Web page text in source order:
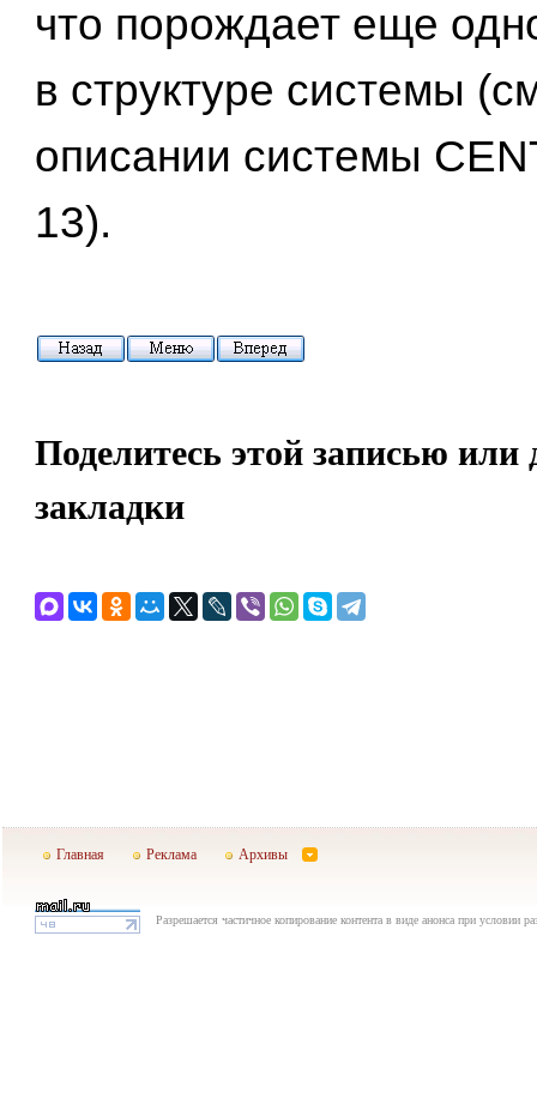
что порождает еще
в структуре системы
описании системы
13).
Поделитесь этой записью или
закладки
Главная Реклама Архивы
Разрешается частичное копирование контента в виде анонса при условии